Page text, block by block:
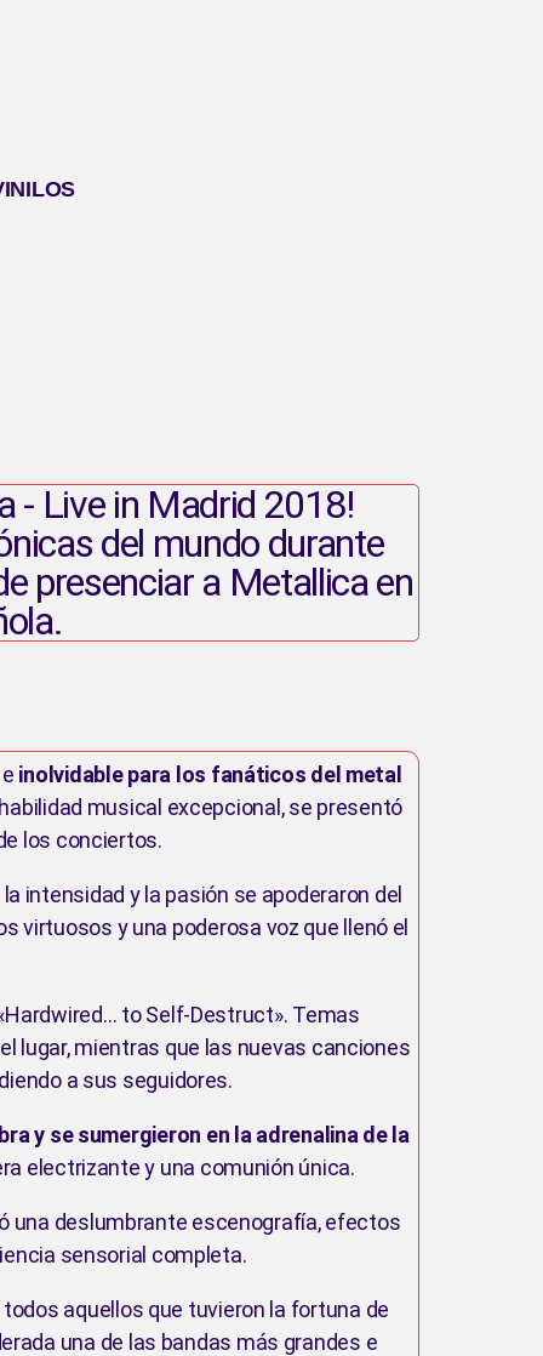
- Live in Madrid 2018!
del mundo durante
presenciar a Metallica en
inolvidable para los fanáticos del metal
musical excepcional, se presentó
los conciertos.
intensidad y la pasión se apoderaron del
virtuosos y una poderosa voz que llenó el
to Self-Destruct». Temas
lugar, mientras que las nuevas canciones
a sus seguidores.
y se sumergieron en la adrenalina de la
electrizante y una comunión única.
una deslumbrante escenografía, efectos
sensorial completa.
aquellos que tuvieron la fortuna de
una de las bandas más grandes e